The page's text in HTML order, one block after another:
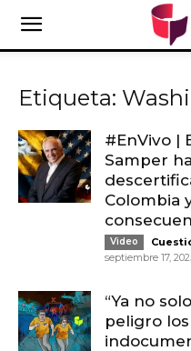
Etiqueta:
#EnVivo |
Samper
Colombia
Video
septiembre 17,
“Ya no
peligro los